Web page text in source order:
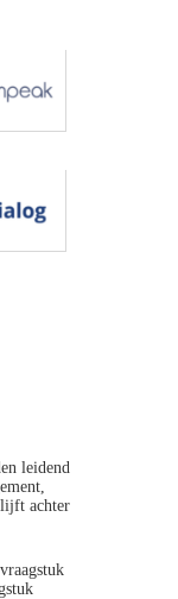
leidend
achter